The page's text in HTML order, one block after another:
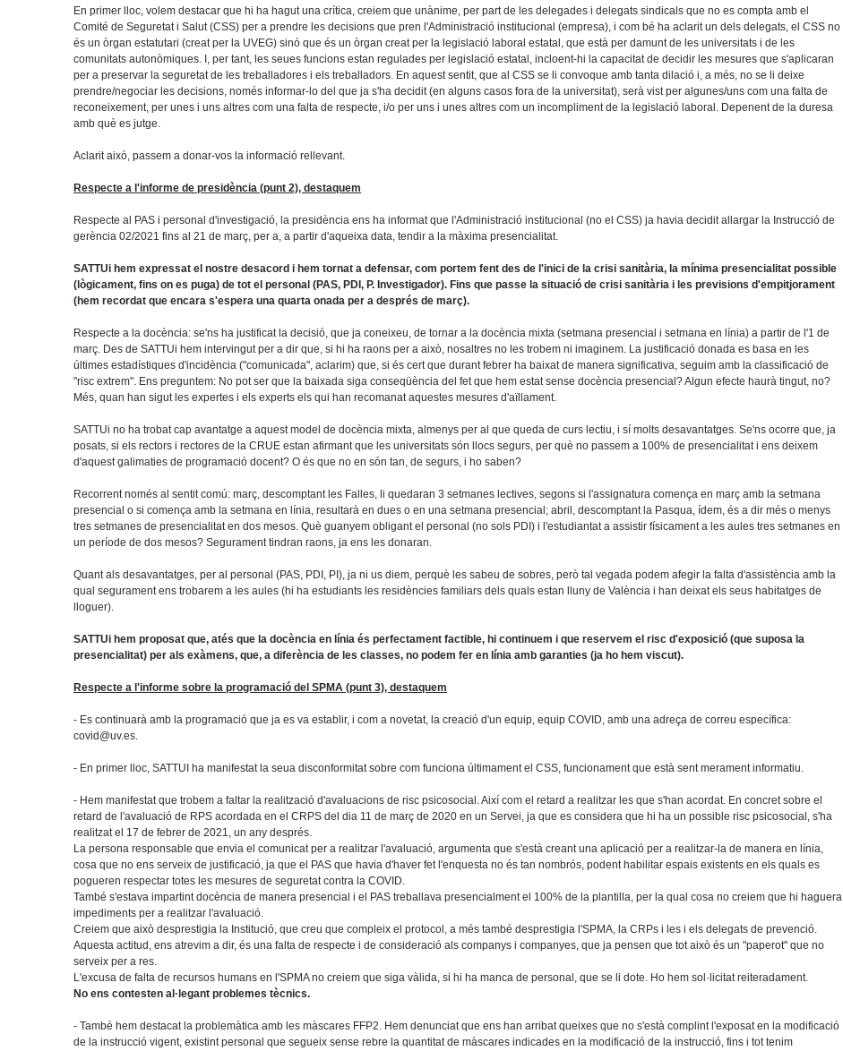
En primer lloc, volem destacar que hi ha hagut una crítica, creiem que unànime, per part de les delegades i delegats sindicals que no es compta amb el
Comité de Seguretat i Salut (CSS) per a prendre les decisions que pren l'Administració institucional (empresa), i com bé ha aclarit un dels delegats, el CSS no
és un òrgan estatutari (creat per la UVEG) sinó que és un òrgan creat per la legislació laboral estatal, que està per damunt de les universitats i de les
comunitats autonòmiques. I, per tant, les seues funcions estan regulades per legislació estatal, incloent-hi la capacitat de decidir les mesures que s'aplicaran
per a preservar la seguretat de les treballadores i els treballadors. En aquest sentit, que al CSS se li convoque amb tanta dilació i, a més, no se li deixe
prendre/negociar les decisions, només informar-lo del que ja s'ha decidit (en alguns casos fora de la universitat), serà vist per algunes/uns com una falta de
reconeixement, per unes i uns altres com una falta de respecte, i/o per uns i unes altres com un incompliment de la legislació laboral. Depenent de la duresa
amb què es jutge.
Aclarit això, passem a donar-vos la informació rellevant.
Respecte a l'informe de presidència (punt 2), destaquem
Respecte al PAS i personal d'investigació, la presidència ens ha informat que l'Administració institucional (no el CSS) ja havia decidit allargar la Instrucció de
gerència 02/2021 fins al 21 de març, per a, a partir d'aqueixa data, tendir a la màxima presencialitat.
SATTUi hem expressat el nostre desacord i hem tornat a defensar, com portem fent des de l'inici de la crisi sanitària, la mínima presencialitat possible
(lògicament, fins on es puga) de tot el personal (PAS, PDI, P. Investigador). Fins que passe la situació de crisi sanitària i les previsions d'empitjorament
(hem recordat que encara s'espera una quarta onada per a després de març).
Respecte a la docència: se'ns ha justificat la decisió, que ja coneixeu, de tornar a la docència mixta (setmana presencial i setmana en línia) a partir de l'1 de
març. Des de SATTUi hem intervingut per a dir que, si hi ha raons per a això, nosaltres no les trobem ni imaginem. La justificació donada es basa en les
últimes estadístiques d'incidència ("comunicada", aclarim) que, si és cert que durant febrer ha baixat de manera significativa, seguim amb la classificació de
"risc extrem". Ens preguntem: No pot ser que la baixada siga conseqüència del fet que hem estat sense docència presencial? Algun efecte haurà tingut, no?
Més, quan han sigut les expertes i els experts els qui han recomanat aquestes mesures d'aïllament.
SATTUi no ha trobat cap avantatge a aquest model de docència mixta, almenys per al que queda de curs lectiu, i sí molts desavantatges. Se'ns ocorre que, ja
posats, si els rectors i rectores de la CRUE estan afirmant que les universitats són llocs segurs, per què no passem a 100% de presencialitat i ens deixem
d'aquest galimaties de programació docent? O és que no en són tan, de segurs, i ho saben?
Recorrent només al sentit comú: març, descomptant les Falles, li quedaran 3 setmanes lectives, segons si l'assignatura comença en març amb la setmana
presencial o si comença amb la setmana en línia, resultarà en dues o en una setmana presencial; abril, descomptant la Pasqua, ídem, és a dir més o menys
tres setmanes de presencialitat en dos mesos. Què guanyem obligant el personal (no sols PDI) i l'estudiantat a assistir físicament a les aules tres setmanes en
un període de dos mesos? Segurament tindran raons, ja ens les donaran.
Quant als desavantatges, per al personal (PAS, PDI, PI), ja ni us diem, perquè les sabeu de sobres, però tal vegada podem afegir la falta d'assistència amb la
qual segurament ens trobarem a les aules (hi ha estudiants les residències familiars dels quals estan lluny de València i han deixat els seus habitatges de
lloguer).
SATTUi hem proposat que, atés que la docència en línia és perfectament factible, hi continuem i que reservem el risc d'exposició (que suposa la
presencialitat) per als exàmens, que, a diferència de les classes, no podem fer en línia amb garanties (ja ho hem viscut).
Respecte a l'informe sobre la programació del SPMA (punt 3), destaquem
- Es continuarà amb la programació que ja es va establir, i com a novetat, la creació d'un equip, equip COVID, amb una adreça de correu específica:
covid@uv.es.
- En primer lloc, SATTUI ha manifestat la seua disconformitat sobre com funciona últimament el CSS, funcionament que està sent merament informatiu.
- Hem manifestat que trobem a faltar la realització d'avaluacions de risc psicosocial. Així com el retard a realitzar les que s'han acordat. En concret sobre el
retard de l'avaluació de RPS acordada en el CRPS del dia 11 de març de 2020 en un Servei, ja que es considera que hi ha un possible risc psicosocial, s'ha
realitzat el 17 de febrer de 2021, un any després.
La persona responsable que envia el comunicat per a realitzar l'avaluació, argumenta que s'està creant una aplicació per a realitzar-la de manera en línia,
cosa que no ens serveix de justificació, ja que el PAS que havia d'haver fet l'enquesta no és tan nombrós, podent habilitar espais existents en els quals es
pogueren respectar totes les mesures de seguretat contra la COVID.
També s'estava impartint docència de manera presencial i el PAS treballava presencialment el 100% de la plantilla, per la qual cosa no creiem que hi haguera
impediments per a realitzar l'avaluació.
Creiem que això desprestigia la Institució, que creu que compleix el protocol, a més també desprestigia l'SPMA, la CRPs i les i els delegats de prevenció.
Aquesta actitud, ens atrevim a dir, és una falta de respecte i de consideració als companys i companyes, que ja pensen que tot això és un "paperot" que no
serveix per a res.
L'excusa de falta de recursos humans en l'SPMA no creiem que siga vàlida, si hi ha manca de personal, que se li dote. Ho hem sol·licitat reiteradament.
No ens contesten al·legant problemes tècnics.
- També hem destacat la problemàtica amb les màscares FFP2. Hem denunciat que ens han arribat queixes que no s'està complint l'exposat en la modificació
de la instrucció vigent, existint personal que segueix sense rebre la quantitat de màscares indicades en la modificació de la instrucció, fins i tot tenim